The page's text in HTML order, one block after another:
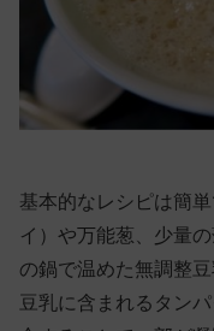
基本的なレシピは簡
イ）や万能葱、少量
の鍋で温めた無調整
豆乳に含まれるタン